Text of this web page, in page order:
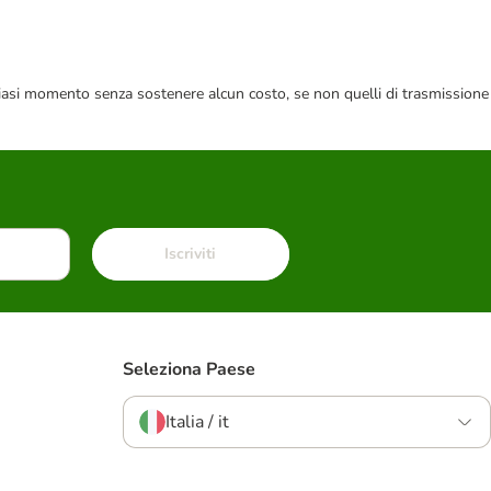
momento senza sostenere alcun costo, se non quelli di trasmissione
Iscriviti
Seleziona Paese
Italia / it